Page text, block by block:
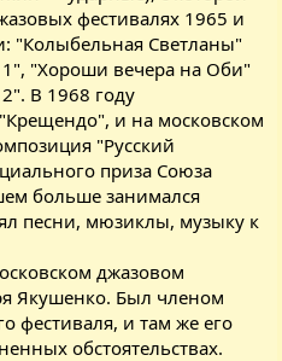
фестивалях 1965 и
"Колыбельная Светланы"
"Хороши вечера на Оби"
В 1968 году
и на московском
"Русский
приза Союза
больше занимался
песни, мюзиклы, музыку к
джазовом
Якушенко. Был членом
фестиваля, и там же его
обстоятельствах.